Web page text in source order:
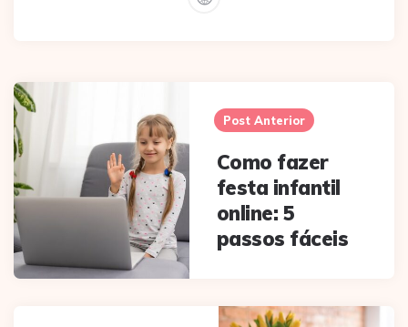
Post
navigation
Post Anterior
Como fazer
festa infantil
online: 5
passos fáceis